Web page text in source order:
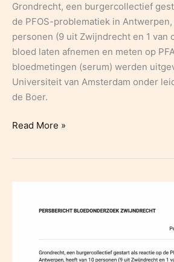
Grondrecht, een burgercollectief
de PFOS-problematiek in
personen (9 uit Zwijndrecht en 1 van
bloed laten afnemen en meten op
bloedmetingen (serum) werden
Universiteit van Amsterdam onder
de Boer.
Persbericht
Read More »